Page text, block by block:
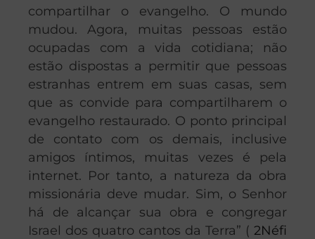
compartilhar o evangelho. O mundo
mudou. Agora, muitas pessoas estão
ocupadas com a vida cotidiana; não
estão dispostas a permitir que pessoas
estranhas entrem em suas casas, sem
que as convide para compartilharem o
evangelho restaurado. O ponto principal
de contato com os demais, inclusive
amigos íntimos, muitas vezes é pela
internet. Por tanto, a natureza da obra
missionária deve mudar. Sim, o Senhor
há de alcançar sua obra e congregar
Israel dos quatro cantos da Terra” ( 2Néfi